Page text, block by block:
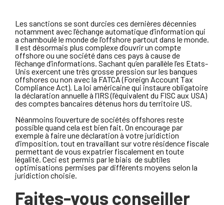
Les sanctions se sont durcies ces dernières décennies
notamment avec l’échange automatique d’information qui
a chamboulé le monde de l’offshore partout dans le monde.
Il est désormais plus complexe d’ouvrir un compte
offshore ou une société dans ces pays à cause de
l’échange d’informations. Sachant qu’en parallèle l’es Etats-
Unis exercent une très grosse pression sur les banques
offshores ou non avec la FATCA (Foreign Account Tax
Compliance Act). La loi américaine qui instaure obligatoire
la déclaration annuelle à l’IRS (l’équivalent du FISC aux USA)
des comptes bancaires détenus hors du territoire US.
Néanmoins l’ouverture de sociétés offshores reste
possible quand cela est bien fait. On encourage par
exemple à faire une déclaration à votre juridiction
d’imposition, tout en travaillant sur votre résidence fiscale
permettant de vous expatrier fiscalement en toute
légalité. Ceci est permis par le biais de subtiles
optimisations permises par différents moyens selon la
juridiction choisie.
Faites-vous conseiller